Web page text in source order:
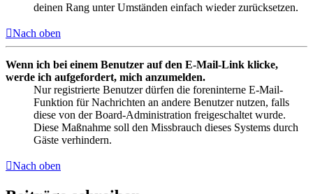
deinen Rang unter Umständen einfach wieder zurücksetzen.
Nach oben
Wenn ich bei einem Benutzer auf den E-Mail-Link klicke,
werde ich aufgefordert, mich anzumelden.
Nur registrierte Benutzer dürfen die foreninterne E-Mail-
Funktion für Nachrichten an andere Benutzer nutzen, falls
diese von der Board-Administration freigeschaltet wurde.
Diese Maßnahme soll den Missbrauch dieses Systems durch
Gäste verhindern.
Nach oben